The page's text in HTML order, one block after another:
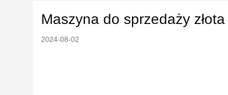
Maszyna do sprzedaży
2024-08-02